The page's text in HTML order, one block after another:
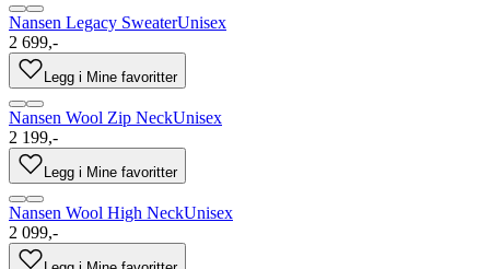
Nansen Legacy SweaterUnisex
2 699,-
Legg i Mine favoritter
Nansen Wool Zip NeckUnisex
2 199,-
Legg i Mine favoritter
Nansen Wool High NeckUnisex
2 099,-